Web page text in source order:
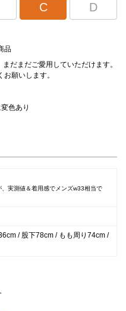
C D
品
だまだご愛用していただけます。
願いします。
色あり
実測値＆着用感でメンズw33相当で
/ 股下78cm / もも周り74cm /